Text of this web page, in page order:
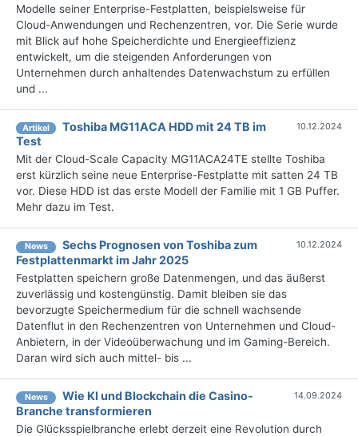
Modelle seiner Enterprise-Festplatten, beispielsweise für
Cloud-Anwendungen und Rechenzentren, vor. Die Serie wurde
mit Blick auf hohe Speicherdichte und Energieeffizienz
entwickelt, um die steigenden Anforderungen von
Unternehmen durch anhaltendes Datenwachstum zu erfüllen
und ...
Artikel
Toshiba MG11ACA HDD mit 24 TB im
Test
10.12.2024
Mit der Cloud-Scale Capacity MG11ACA24TE stellte Toshiba
erst kürzlich seine neue Enterprise-Festplatte mit satten 24 TB
vor. Diese HDD ist das erste Modell der Familie mit 1 GB Puffer.
Mehr dazu im Test.
News
Sechs Prognosen von Toshiba zum
Festplattenmarkt im Jahr 2025
10.12.2024
Festplatten speichern große Datenmengen, und das äußerst
zuverlässig und kostengünstig. Damit bleiben sie das
bevorzugte Speichermedium für die schnell wachsende
Datenflut in den Rechenzentren von Unternehmen und Cloud-
Anbietern, in der Videoüberwachung und im Gaming-Bereich.
Daran wird sich auch mittel- bis ...
News
Wie KI und Blockchain die Casino-
Branche transformieren
14.09.2024
Die Glücksspielbranche erlebt derzeit eine Revolution durch